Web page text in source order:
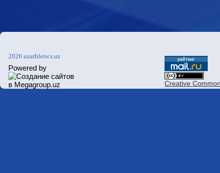
2026 uzathletics.uz
Powered by
Creative